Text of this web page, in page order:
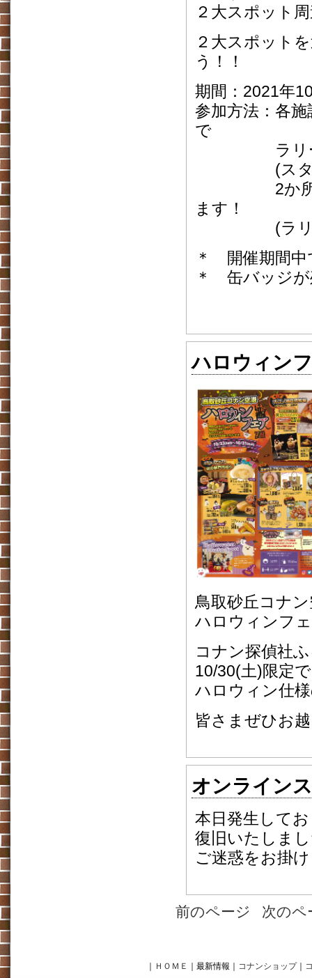
２大スポット
２大スポット
う！！
期間：2021年
参加方法：各
で
ラリーシ
(スタッフ
2か所目の
ます！
(ラリーシ
＊ 開催期間中
＊ 缶バッジが
ハロウィン
鳥取砂丘コナ
ハロウィンフ
コナン探偵社
10/30(土)限定
ハロウィン仕
皆さまぜひお
オンライン
本日発生して
復旧いたしま
ご迷惑をお掛
前のページ 次のペ
ＨＯＭＥ ｜最新情報 コナンショップ｜